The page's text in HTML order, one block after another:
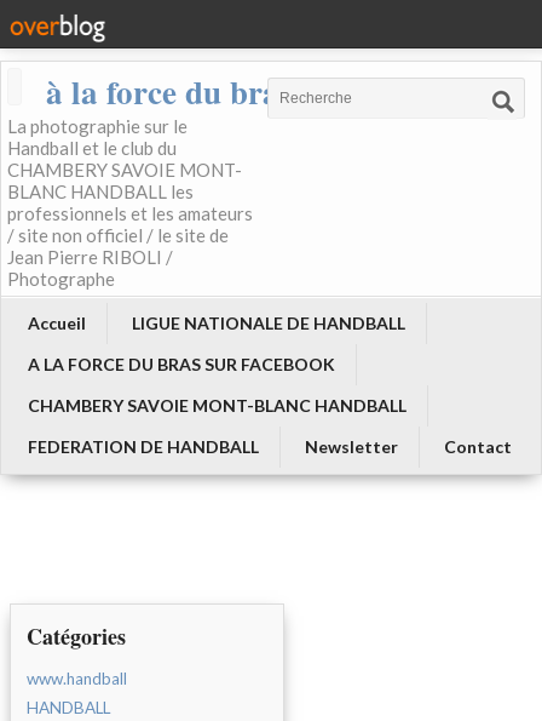
à la force du bras
La photographie sur le
Handball et le club du
CHAMBERY SAVOIE MONT-
BLANC HANDBALL les
professionnels et les amateurs
/ site non officiel / le site de
Jean Pierre RIBOLI /
Photographe
Accueil
LIGUE NATIONALE DE HANDBALL
A LA FORCE DU BRAS SUR FACEBOOK
CHAMBERY SAVOIE MONT-BLANC HANDBALL
FEDERATION DE HANDBALL
Newsletter Contact
Catégories
www.handball
HANDBALL